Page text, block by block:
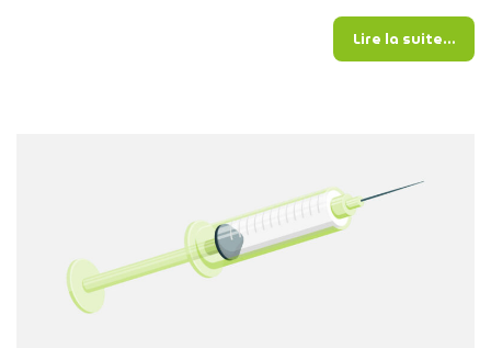
Lire la suite…